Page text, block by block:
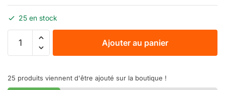
25 en stock
Ajouter au panier
25 produits viennent d'être ajouté sur la boutique !